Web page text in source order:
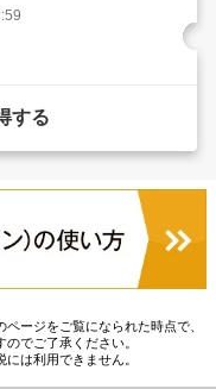
する
ージをご覧になられた時点で、
でご了承ください。
は利用できません。